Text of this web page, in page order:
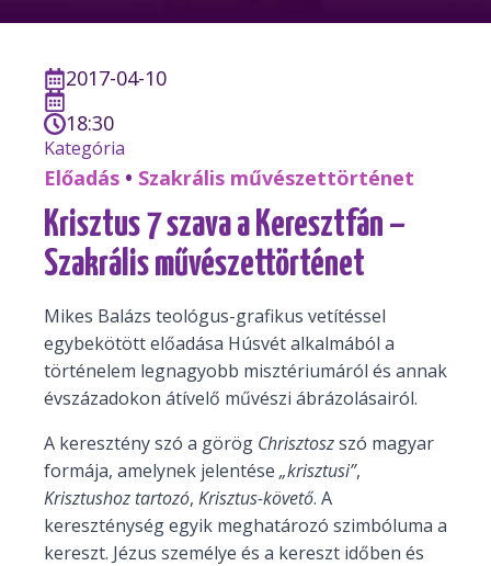
2017-04-10
18:30
Kategória
Előadás • Szakrális művészettörténet
Krisztus 7 szava a Keresztfán –
Szakrális művészettörténet
Mikes Balázs teológus-grafikus vetítéssel
egybekötött előadása Húsvét alkalmából a
történelem legnagyobb misztériumáról és annak
évszázadokon átívelő művészi ábrázolásairól.
A keresztény szó a görög Chrisztoszszó magyar
formája, amelynek jelentése „krisztusi”,
Krisztushoz tartozó, Krisztus-követő. A
kereszténység egyik meghatározó szimbóluma a
kereszt. Jézus személye és a kereszt időben és